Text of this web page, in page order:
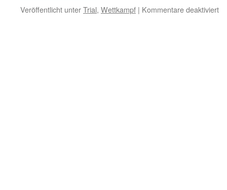
Veröffentlicht unterTrial, Wettkampf | Kommentare deaktiviertfür